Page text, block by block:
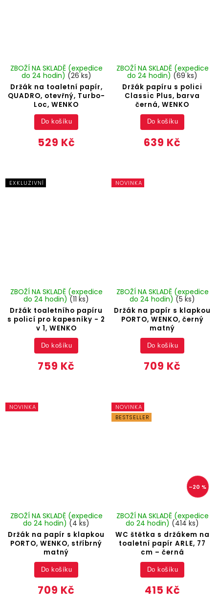
Držák na toaletní papír,
QUADRO, otevřný, Turbo-
Loc, WENKO
ZBOŽÍ NA SKLADĚ (expedice
do 24 hodin) (26 ks)
529 Kč
Do košíku
Držák papíru s polici
Classic Plus, barva
černá, WENKO
ZBOŽÍ NA SKLADĚ (expedice
do 24 hodin) (69 ks)
639 Kč
Do košíku
EXKLUZIVNÍ
Držák toaletního papíru
s policí pro kapesníky - 2
v 1, WENKO
ZBOŽÍ NA SKLADĚ (expedice
do 24 hodin) (11 ks)
759 Kč
Do košíku
NOVINKA
Držák na papír s klapkou
PORTO, WENKO, černý
matný
ZBOŽÍ NA SKLADĚ (expedice
do 24 hodin) (5 ks)
709 Kč
Do košíku
NOVINKA
Držák na papír s klapkou
PORTO, WENKO, stříbrný
matný
ZBOŽÍ NA SKLADĚ (expedice
do 24 hodin) (4 ks)
709 Kč
Do košíku
NOVINKA
BESTSELLER
–20 %
WC štětka s držákem na
toaletní papír ARLE, 77
cm – černá
ZBOŽÍ NA SKLADĚ (expedice
do 24 hodin) (414 ks)
415 Kč
Do košíku